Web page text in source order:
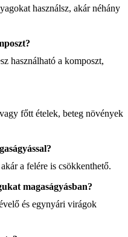
használsz, akár néhány
használható a komposzt,
főtt ételek, beteg növények
a felére is csökkenthető.
magaságyásban?
és egynyári virágok